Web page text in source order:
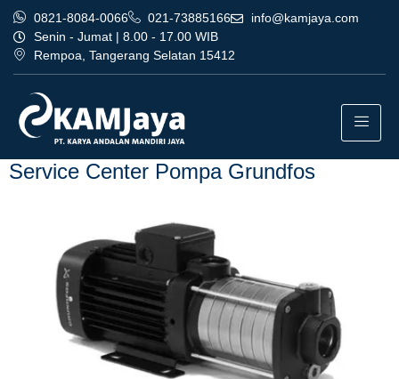
0821-8084-0066 021-73885166
info@kamjaya.com
Senin - Jumat | 8.00 - 17.00 WIB
Rempoa, Tangerang Selatan 15412
Tag:
pompa grundfos tangerang
Service Center Pompa Grundfos